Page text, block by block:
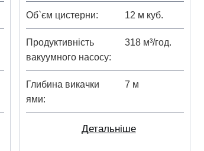
Об`єм цистерни 12 м куб.
Продуктивність
вакуумного насосу
318 м³/год.
Глибина викачки
ями
7 м
Детальніше